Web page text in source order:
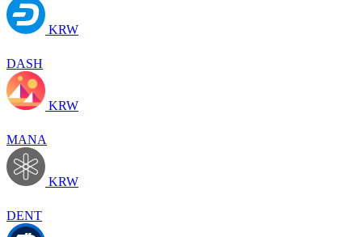
KRW
DASH
KRW
MANA
KRW
DENT